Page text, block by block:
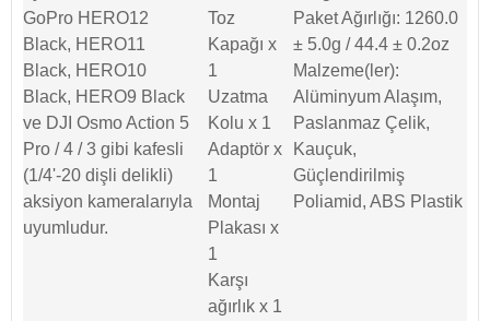
GoPro HERO12
Black, HERO11
Black, HERO10
Black, HERO9 Black
ve DJI Osmo Action 5
Pro / 4 / 3 gibi kafesli
(1/4'-20 dişli delikli)
aksiyon kameralarıyla
uyumludur.
Toz
Kapağı x
1
Uzatma
Kolu x 1
Adaptör x
1
Montaj
Plakası x
1
Karşı
ağırlık x 1
Paket Ağırlığı: 1260.0
± 5.0g / 44.4 ± 0.2oz
Malzeme(ler):
Alüminyum Alaşım,
Paslanmaz Çelik,
Kauçuk,
Güçlendirilmiş
Poliamid, ABS Plastik